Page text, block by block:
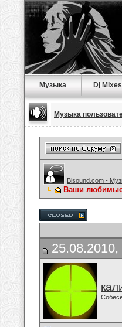
Музыка Dj Mixes
Музыка
Bisound.com -
Ваши
25.08.2010,